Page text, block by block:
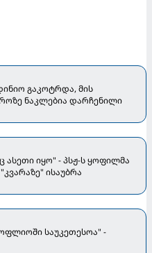
გაკოტრდა, მის
ნაკლებია დარჩენილი
იყო" - პსჟ-ს ყოფილმა
ისაუბრა
საუკეთესოა" -